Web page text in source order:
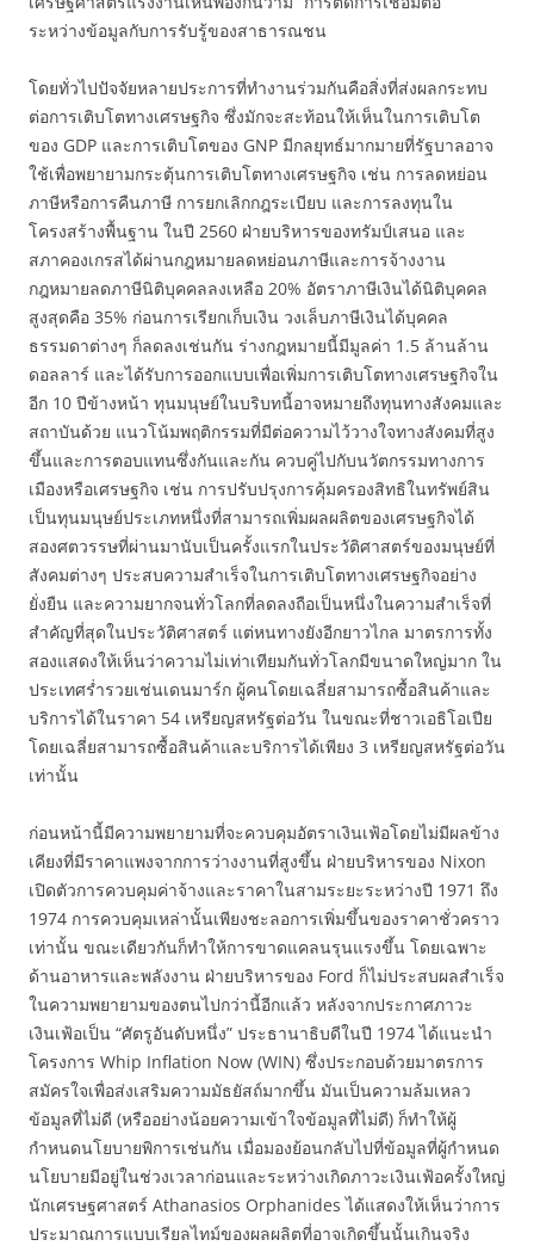
ระหว่างข้อมูลกับการรับรู้ของสาธารณชน
โดยทั่วไปปัจจัยหลายประการที่ทำงานร่วมกันคือสิ่งที่ส่งผลกระทบ
ต่อการเติบโตทางเศรษฐกิจ ซึ่งมักจะสะท้อนให้เห็นในการเติบโต
ของ GDP และการเติบโตของ GNP มีกลยุทธ์มากมายที่รัฐบาลอาจ
ใช้เพื่อพยายามกระตุ้นการเติบโตทางเศรษฐกิจ เช่น การลดหย่อน
ภาษีหรือการคืนภาษี การยกเลิกกฎระเบียบ และการลงทุนใน
โครงสร้างพื้นฐาน ในปี 2560 ฝ่ายบริหารของทรัมป์เสนอ และ
สภาคองเกรสได้ผ่านกฎหมายลดหย่อนภาษีและการจ้างงาน
กฎหมายลดภาษีนิติบุคคลลงเหลือ 20% อัตราภาษีเงินได้นิติบุคคล
สูงสุดคือ 35% ก่อนการเรียกเก็บเงิน วงเล็บภาษีเงินได้บุคคล
ธรรมดาต่างๆ ก็ลดลงเช่นกัน ร่างกฎหมายนี้มีมูลค่า 1.5 ล้านล้าน
ดอลลาร์ และได้รับการออกแบบเพื่อเพิ่มการเติบโตทางเศรษฐกิจใน
อีก 10 ปีข้างหน้า ทุนมนุษย์ในบริบทนี้อาจหมายถึงทุนทางสังคมและ
สถาบันด้วย แนวโน้มพฤติกรรมที่มีต่อความไว้วางใจทางสังคมที่สูง
ขึ้นและการตอบแทนซึ่งกันและกัน ควบคู่ไปกับนวัตกรรมทางการ
เมืองหรือเศรษฐกิจ เช่น การปรับปรุงการคุ้มครองสิทธิในทรัพย์สิน
เป็นทุนมนุษย์ประเภทหนึ่งที่สามารถเพิ่มผลผลิตของเศรษฐกิจได้
สองศตวรรษที่ผ่านมานับเป็นครั้งแรกในประวัติศาสตร์ของมนุษย์ที่
สังคมต่างๆ ประสบความสำเร็จในการเติบโตทางเศรษฐกิจอย่าง
ยั่งยืน และความยากจนทั่วโลกที่ลดลงถือเป็นหนึ่งในความสำเร็จที่
สำคัญที่สุดในประวัติศาสตร์ แต่หนทางยังอีกยาวไกล มาตรการทั้ง
สองแสดงให้เห็นว่าความไม่เท่าเทียมกันทั่วโลกมีขนาดใหญ่มาก ใน
ประเทศร่ำรวยเช่นเดนมาร์ก ผู้คนโดยเฉลี่ยสามารถซื้อสินค้าและ
บริการได้ในราคา 54 เหรียญสหรัฐต่อวัน ในขณะที่ชาวเอธิโอเปีย
โดยเฉลี่ยสามารถซื้อสินค้าและบริการได้เพียง 3 เหรียญสหรัฐต่อวัน
เท่านั้น
ก่อนหน้านี้มีความพยายามที่จะควบคุมอัตราเงินเฟ้อโดยไม่มีผลข้าง
เคียงที่มีราคาแพงจากการว่างงานที่สูงขึ้น ฝ่ายบริหารของ Nixon
เปิดตัวการควบคุมค่าจ้างและราคาในสามระยะระหว่างปี 1971 ถึง
1974 การควบคุมเหล่านั้นเพียงชะลอการเพิ่มขึ้นของราคาชั่วคราว
เท่านั้น ขณะเดียวกันก็ทำให้การขาดแคลนรุนแรงขึ้น โดยเฉพาะ
ด้านอาหารและพลังงาน ฝ่ายบริหารของ Ford ก็ไม่ประสบผลสำเร็จ
ในความพยายามของตนไปกว่านี้อีกแล้ว หลังจากประกาศภาวะ
เงินเฟ้อเป็น “ศัตรูอันดับหนึ่ง” ประธานาธิบดีในปี 1974 ได้แนะนำ
โครงการ Whip Inflation Now (WIN) ซึ่งประกอบด้วยมาตรการ
สมัครใจเพื่อส่งเสริมความมัธยัสถ์มากขึ้น มันเป็นความล้มเหลว
ข้อมูลที่ไม่ดี (หรืออย่างน้อยความเข้าใจข้อมูลที่ไม่ดี) ก็ทำให้ผู้
กำหนดนโยบายพิการเช่นกัน เมื่อมองย้อนกลับไปที่ข้อมูลที่ผู้กำหนด
นโยบายมีอยู่ในช่วงเวลาก่อนและระหว่างเกิดภาวะเงินเฟ้อครั้งใหญ่
นักเศรษฐศาสตร์ Athanasios Orphanides ได้แสดงให้เห็นว่าการ
ประมาณการแบบเรียลไทม์ของผลผลิตที่อาจเกิดขึ้นนั้นเกินจริง